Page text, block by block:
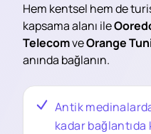
Hem kentsel hem de
kapsama alanı ile
TelecomveOrange
anında bağlanın.
Antik
kadar bağlantıda